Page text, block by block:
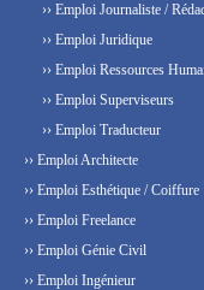
›› Emploi Journaliste /
›› Emploi Juridique
›› Emploi Ressources
›› Emploi Superviseurs
›› Emploi Traducteur
›› Emploi Architecte
›› Emploi Esthétique / Coiffure
›› Emploi Freelance
›› Emploi Génie Civil
›› Emploi Ingénieur